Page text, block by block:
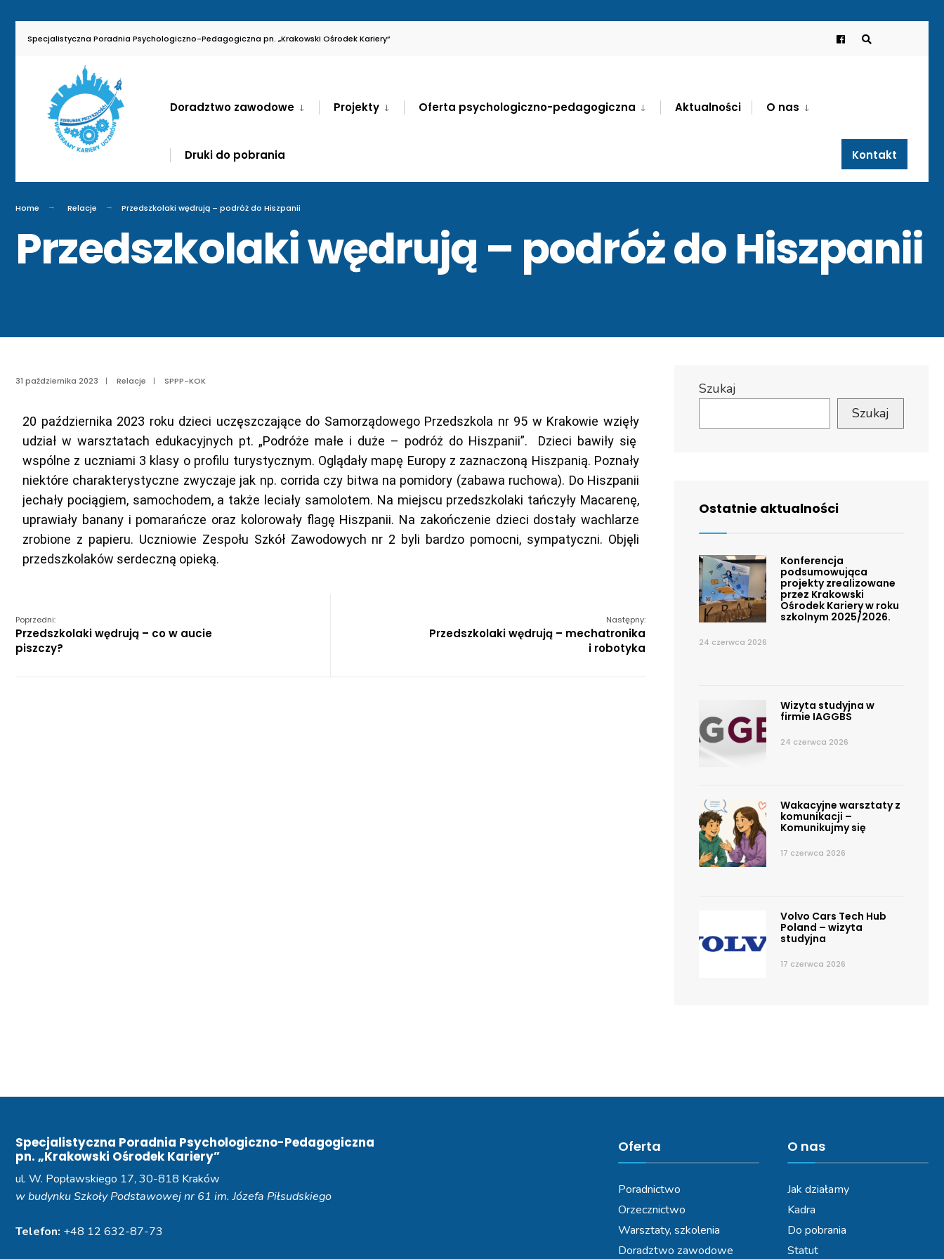
Specjalistyczna Poradnia Psychologiczno-Pedagogiczna pn. „Krakowski Ośrodek Kariery”
Doradztwo zawodowe Projekty Oferta psychologiczno-pedagogiczna Aktualności O nas
Druki do pobrania Kontakt
Home Relacje Przedszkolaki wędrują – podróż do Hiszpanii
Przedszkolaki wędrują – podróż do Hiszpanii
31 października 2023 | Relacje | SPPP-KOK
20 października 2023 roku dzieci uczęszczające do Samorządowego Przedszkola nr 95 w Krakowie wzięły
udział w warsztatach edukacyjnych pt. „Podróże małe i duże – podróż do Hiszpanii”. Dzieci bawiły się
wspólne z uczniami 3 klasy o profilu turystycznym. Oglądały mapę Europy z zaznaczoną Hiszpanią. Poznały
niektóre charakterystyczne zwyczaje jak np. corrida czy bitwa na pomidory (zabawa ruchowa). Do Hiszpanii
jechały pociągiem, samochodem, a także leciały samolotem. Na miejscu przedszkolaki tańczyły Macarenę,
uprawiały banany i pomarańcze oraz kolorowały flagę Hiszpanii. Na zakończenie dzieci dostały wachlarze
zrobione z papieru. Uczniowie Zespołu Szkół Zawodowych nr 2 byli bardzo pomocni, sympatyczni. Objęli
przedszkolaków serdeczną opieką.
Poprzedni:
Przedszkolaki wędrują – co w aucie
piszczy?
Następny:
Przedszkolaki wędrują – mechatronika
i robotyka
Szukaj
Szukaj
Ostatnie aktualności
Konferencja
podsumowująca
projekty zrealizowane
przez Krakowski
Ośrodek Kariery w roku
szkolnym 2025/2026.
24 czerwca 2026
Wizyta studyjna w
firmie IAGGBS
24 czerwca 2026
Wakacyjne warsztaty z
komunikacji –
Komunikujmy się
17 czerwca 2026
Volvo Cars Tech Hub
Poland – wizyta
studyjna
17 czerwca 2026
Specjalistyczna Poradnia Psychologiczno-Pedagogiczna
pn. „Krakowski Ośrodek Kariery”
ul. W. Popławskiego 17, 30-818 Kraków
w budynku Szkoły Podstawowej nr 61 im. Józefa Piłsudskiego
Telefon: +48 12 632-87-73
Oferta
Poradnictwo
Orzecznictwo
Warsztaty, szkolenia
Doradztwo zawodowe
O nas
Jak działamy
Kadra
Do pobrania
Statut